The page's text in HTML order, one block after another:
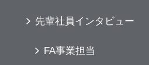
先輩社員インタビュー
FA事業担当